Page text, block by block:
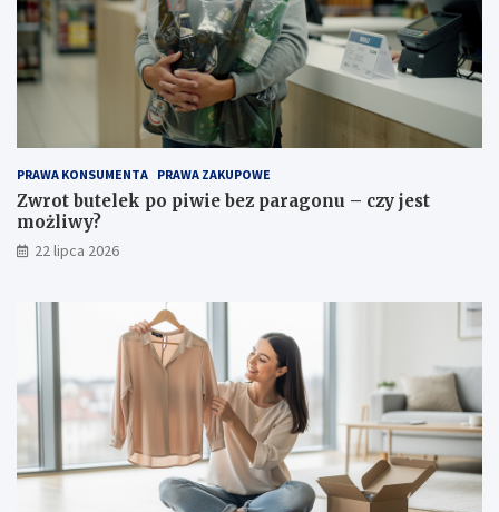
PRAWA KONSUMENTA PRAWA ZAKUPOWE
Zwrot butelek po piwie bez paragonu – czy jest
możliwy?
22 lipca 2026